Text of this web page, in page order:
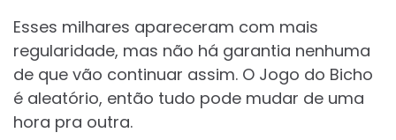
Esses milhares apareceram com mais
regularidade, mas não há garantia nenhuma
de que vão continuar assim. O Jogo do Bicho
é aleatório, então tudo pode mudar de uma
hora pra outra.